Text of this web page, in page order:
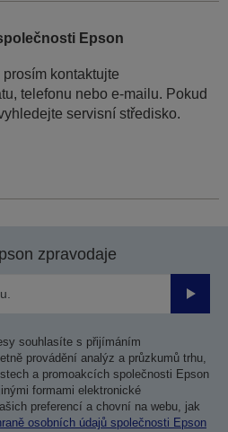
Epson
kontaktujte
telefonu nebo e-mailu. Pokud
servisní středisko.
zpravodaje
souhlasíte s přijímáním
provádění analýz a průzkumů trhu,
a promoakcích společnosti Epson
formami elektronické
preferencí a chovní na webu, jak
osobních údajů společnosti Epson